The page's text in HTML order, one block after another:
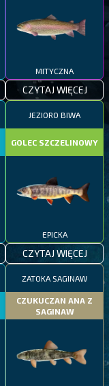
MITYCZNA
CZYTAJ WIĘCEJ
JEZIORO BIWA
GOLEC SZCZELINOWY
EPICKA
CZYTAJ WIĘCEJ
ZATOKA SAGINAW
CZUKUCZAN ANA Z
SAGINAW